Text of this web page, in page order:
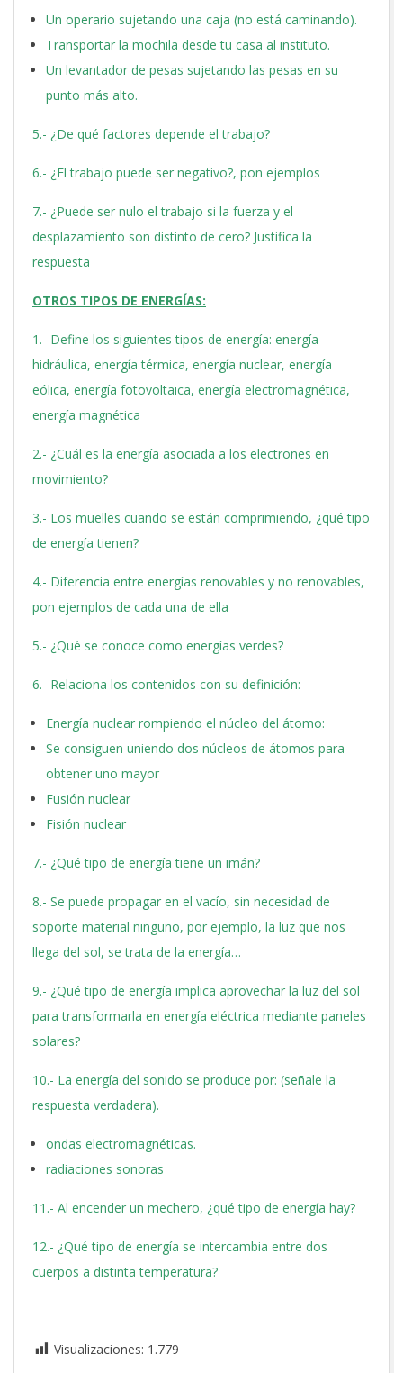
Un operario sujetando una caja (no está caminando).
Transportar la mochila desde tu casa al instituto.
Un levantador de pesas sujetando las pesas en su
punto más alto.
5.- ¿De qué factores depende el trabajo?
6.- ¿El trabajo puede ser negativo?, pon ejemplos
7.- ¿Puede ser nulo el trabajo si la fuerza y el
desplazamiento son distinto de cero? Justifica la
respuesta
OTROS TIPOS DE ENERGÍAS:
1.- Define los siguientes tipos de energía: energía
hidráulica, energía térmica, energía nuclear, energía
eólica, energía fotovoltaica, energía electromagnética,
energía magnética
2.- ¿Cuál es la energía asociada a los electrones en
movimiento?
3.- Los muelles cuando se están comprimiendo, ¿qué tipo
de energía tienen?
4.- Diferencia entre energías renovables y no renovables,
pon ejemplos de cada una de ella
5.- ¿Qué se conoce como energías verdes?
6.- Relaciona los contenidos con su definición:
Energía nuclear rompiendo el núcleo del átomo:
Se consiguen uniendo dos núcleos de átomos para
obtener uno mayor
Fusión nuclear
Fisión nuclear
7.- ¿Qué tipo de energía tiene un imán?
8.- Se puede propagar en el vacío, sin necesidad de
soporte material ninguno, por ejemplo, la luz que nos
llega del sol, se trata de la energía…
9.- ¿Qué tipo de energía implica aprovechar la luz del sol
para transformarla en energía eléctrica mediante paneles
solares?
10.- La energía del sonido se produce por: (señale la
respuesta verdadera).
ondas electromagnéticas.
radiaciones sonoras
11.- Al encender un mechero, ¿qué tipo de energía hay?
12.- ¿Qué tipo de energía se intercambia entre dos
cuerpos a distinta temperatura?
Visualizaciones: 1.779